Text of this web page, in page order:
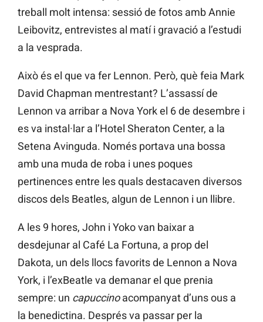
treball molt intensa: sessió de fotos amb Annie
Leibovitz, entrevistes al matí i gravació a l’estudi
a la vesprada.
Això és el que va fer Lennon. Però, què feia Mark
David Chapman mentrestant? L’assassí de
Lennon va arribar a Nova York el 6 de desembre i
es va instal·lar a l’Hotel Sheraton Center, a la
Setena Avinguda. Només portava una bossa
amb una muda de roba i unes poques
pertinences entre les quals destacaven diversos
discos dels Beatles, algun de Lennon i un llibre.
A les 9 hores, John i Yoko van baixar a
desdejunar al Café La Fortuna, a prop del
Dakota, un dels llocs favorits de Lennon a Nova
York, i l’exBeatle va demanar el que prenia
sempre: un capuccinoacompanyat d’uns ous a
la benedictina. Després va passar per la